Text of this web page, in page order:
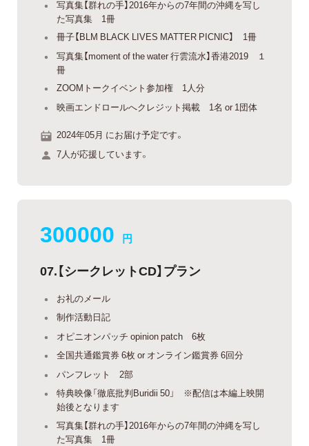
写真集【群れの手】2016年からの7年間の沖縄を写し
た写真集 1冊
冊子【BLM BLACK LIVES MATTER PICNIC】 1冊
写真集【moment of the water 行雲流水】香港2019 １
冊
ZOOMトークイベント参加権 1人分
映画エンドロールへクレジット掲載 1名 or 1団体
2024年05月 にお届け予定です。
7人が応援しています。
300000 円
07.【シークレットCD】プラン
お礼のメール
制作活動日記
オピニオンパッチ opinion patch 6枚
全国共通鑑賞券 6枚 or オンライン鑑賞券 6回分
パンフレット 2部
特典映像「徹底批判Buridii 50」 ※配信は本編上映開
始後となります
写真集【群れの手】2016年からの7年間の沖縄を写し
た写真集 1冊